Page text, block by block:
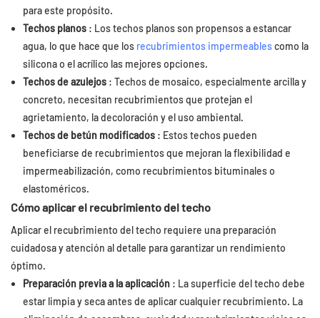
para este propósito.
Techos planos : Los techos planos son propensos a estancar
agua, lo que hace que los recubrimientos impermeablescomo la
silicona o el acrílico las mejores opciones.
Techos de azulejos : Techos de mosaico, especialmente arcilla y
concreto, necesitan recubrimientos que protejan el
agrietamiento, la decoloración y el uso ambiental.
Techos de betún modificados : Estos techos pueden
beneficiarse de recubrimientos que mejoran la flexibilidad e
impermeabilización, como recubrimientos bituminales o
elastoméricos.
Cómo aplicar el recubrimiento del techo
Aplicar el recubrimiento del techo requiere una preparación
cuidadosa y atención al detalle para garantizar un rendimiento
óptimo.
Preparación previa a la aplicación : La superficie del techo debe
estar limpia y seca antes de aplicar cualquier recubrimiento. La